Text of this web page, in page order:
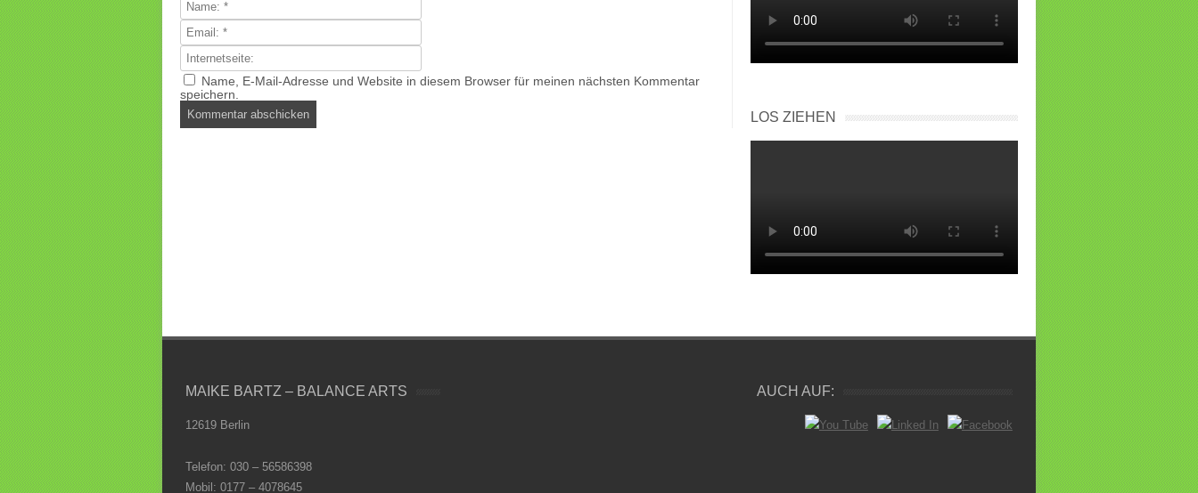
Name, E-Mail-Adresse und Website in diesem Browser für meinen nächsten Kommentar
speichern.
LOS ZIEHEN
MAIKE BARTZ – BALANCE ARTS
12619 Berlin
Telefon: 030 – 56586398
Mobil: 0177 – 4078645
AUCH AUF: